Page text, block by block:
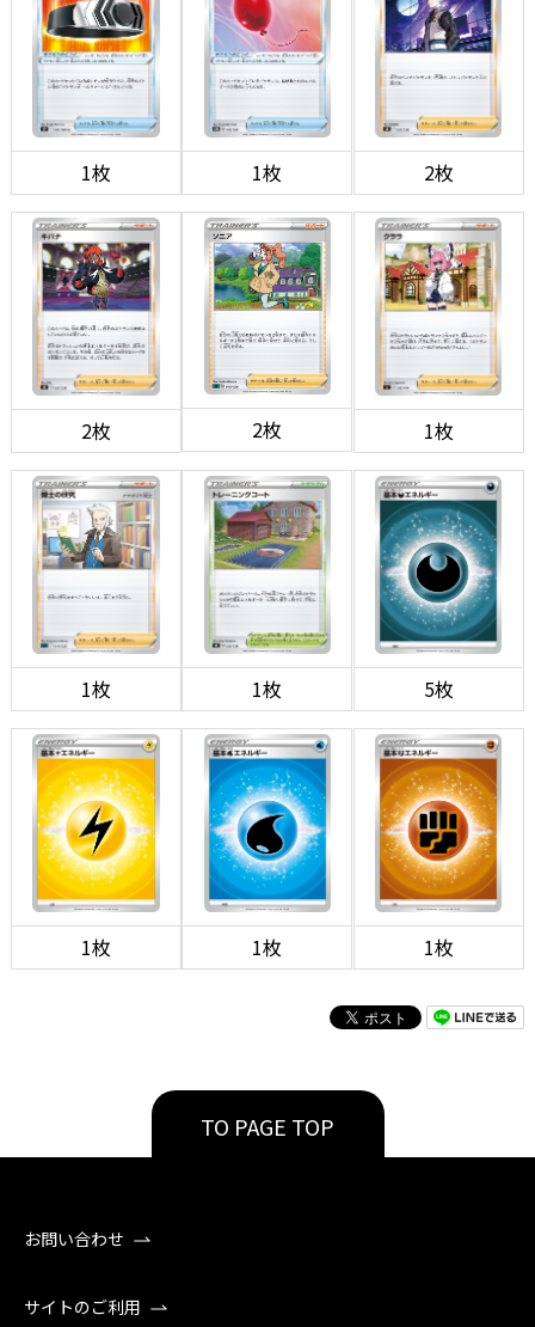
1枚 1枚 2枚
2枚 2枚 1枚
1枚 1枚 5枚
1枚 1枚 1枚
TO PAGE TOP
お問い合わせ
サイトのご利用